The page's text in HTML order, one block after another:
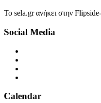
Το sela.gr ανήκει στην
Social Media
Calendar